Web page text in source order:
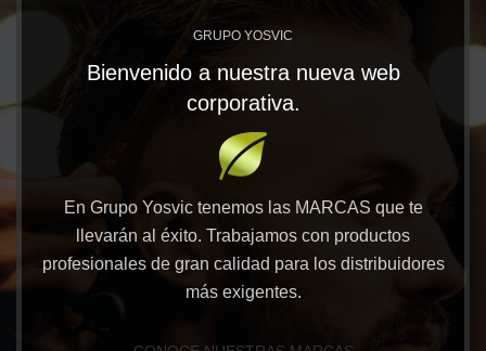
GRUPO YOSVIC
Bienvenido a nuestra nueva web
corporativa.
En Grupo Yosvic tenemos las MARCAS que te
llevarán al éxito. Trabajamos con productos
profesionales de gran calidad para los distribuidores
más exigentes.